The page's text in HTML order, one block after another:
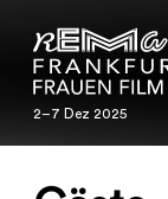
2–7 Dez 2025
2–7 Dez 2025